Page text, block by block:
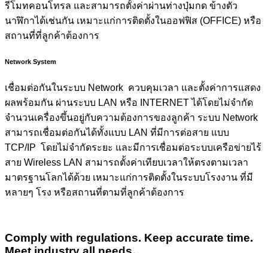
รีโมทคอนโทรล และสามารถตั้งค่าผ่านท่างปุ่มกด ข้างตัว
นาฬิกาได้เช่นกัน เหมาะแก่การติดตั้งในออฟฟิส (OFFICE) หรือ
สถานที่ที่ลูกค้าต้องการ
Network System
เชื่อมต่อกันในระบบ Network ควบคุมเวลา และตั้งค่าการแสดง
ผลพร้อมกัน ผ่านระบบ LAN หรือ INTERNET ได้โดยไม่จำกัด
จำนวนเครื่องขึ้นอยู่กับความต้องการของลูกค้า ระบบ Network
สามารถเชื่อมต่อกันได้ทั้งแบบ LAN ที่มีการต่อสาย แบบ
TCP/IP โดยไม่จำกัดระยะ และมีการเชื่อมต่อระบบเครือข่ายไร้
สาย Wireless LAN สามารถตั้งค่าเทียบเวลาให้ตรงตามเวลา
มาตรฐานโลกได้ด้วย เหมาะแก่การติดตั้งในระบบโรงงาน ที่มี
หลายๆ โรง หรือสถานที่ตามที่ลูกค้าต้องการ
Comply with regulations. Keep accurate time.